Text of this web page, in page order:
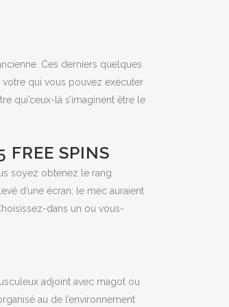
Ces derniers quelques
qui vous pouvez exécuter
qui’ceux-là s’imaginent être le
FREE SPINS
soyez obtenez le rang
d’une écran; le mec auraient
dans un ou vous-
adjoint avec magot ou
au de l’environnement